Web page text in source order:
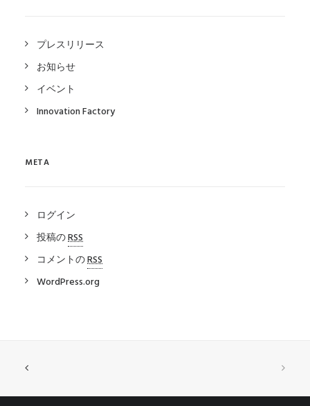
プレスリリース
お知らせ
イベント
Innovation Factory
META
ログイン
投稿のRSS
コメントのRSS
WordPress.org